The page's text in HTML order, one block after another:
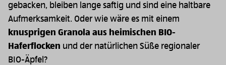
gebacken, bleiben lange saftig und sind eine haltbare
Aufmerksamkeit. Oder wie wäre es mit einem
knusprigen Granola aus heimischen BIO-
Haferflocken und der natürlichen Süße regionaler
BIO-Äpfel?